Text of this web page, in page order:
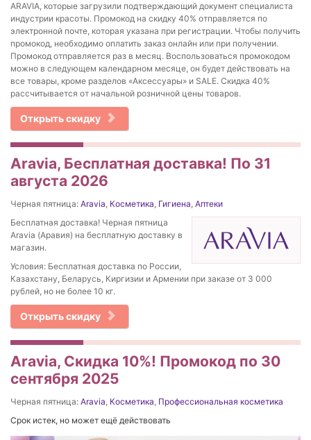
ARAVIA, которые загрузили подтверждающий документ специалиста
индустрии красоты. Промокод на скидку 40% отправляется по
электронной почте, которая указана при регистрации. Чтобы получить
промокод, необходимо оплатить заказ онлайн или при получении.
Промокод отправляется раз в месяц. Воспользоваться промокодом
можно в следующем календарном месяце, он будет действовать на
все товары, кроме разделов «Аксессуары» и SALE. Скидка 40%
рассчитывается от начальной розничной цены товаров.
Открыть скидку
Aravia, Бесплатная доставка! По 31
августа 2026
Черная пятница: Aravia, Косметика, Гигиена, Аптеки
Бесплатная доставка! Черная пятница
Aravia (Аравия) на бесплатную доставку в
магазин.
Условия: Бесплатная доставка по России,
Казахстану, Беларусь, Киргизии и Армении при заказе от 3 000
рублей, но не более 10 кг.
Открыть скидку
Aravia, Скидка 10%! Промокод по 30
сентября 2025
Черная пятница: Aravia, Косметика, Профессиональная косметика
Срок истек, но может ещё действовать